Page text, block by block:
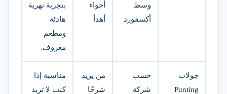
وسط
أكسفورد
أجواء
أهدأ
بتجربة نهرية
هادئة
ومطعم
معروف.
جولات
Punting
حسب
شركة
من يريد
شرحًا
مناسبة إذا
كنت لا تريد